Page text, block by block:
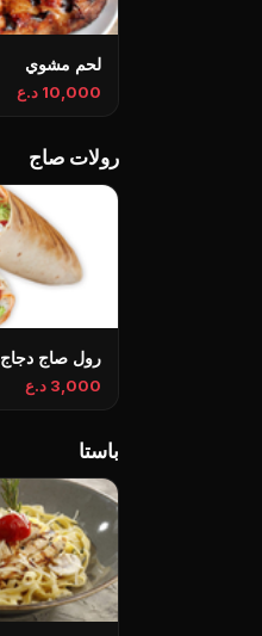
لحم مشوي
10,000 د.ع
رولات صاج
رول صاج دجاج
3,000 د.ع
باستا